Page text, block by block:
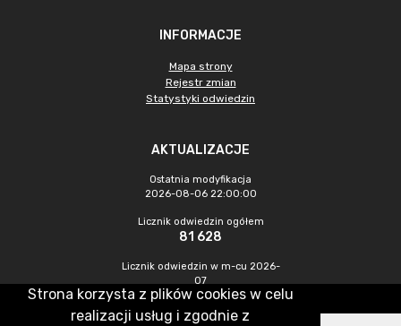
INFORMACJE
Mapa strony
Rejestr zmian
Statystyki odwiedzin
AKTUALIZACJE
Ostatnia modyfikacja
2026-08-06 22:00:00
Licznik odwiedzin ogółem
81 628
Licznik odwiedzin w m-cu 2026-
07
1 406
Strona korzysta z plików cookies w celu
realizacji usług i zgodnie z